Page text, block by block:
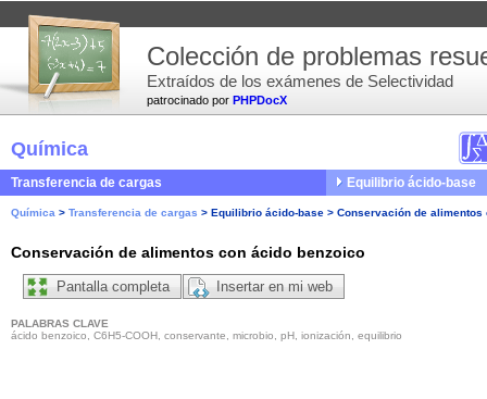
patrocinado por PHPDocX
Colección de problemas
Extraídos de los exámenes de Selectividad
Química
Transferencia de cargas Equilibrio ácido-base
Química > Transferencia de cargas > Equilibrio ácido-base > Conservación de alimentos
Conservación de alimentos con ácido benzoico
Pantalla completa Insertar en mi web
PALABRAS CLAVE
ácido benzoico, C6H5-COOH, conservante, microbio, pH, ionización, equilibrio